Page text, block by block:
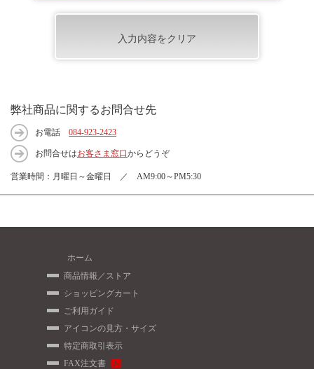
弊社商品に関するお問合せ先
お電話 084-923-2423
お問合せはお客さま窓口からどうぞ
営業時間：月曜日～金曜日 ／ AM9:00～PM5:30
ホーム
商品情報／ストア
ショッピングカート
ご利用ガイド
アイコンの見方・サイズ
特定商取引表示
FAX注文書